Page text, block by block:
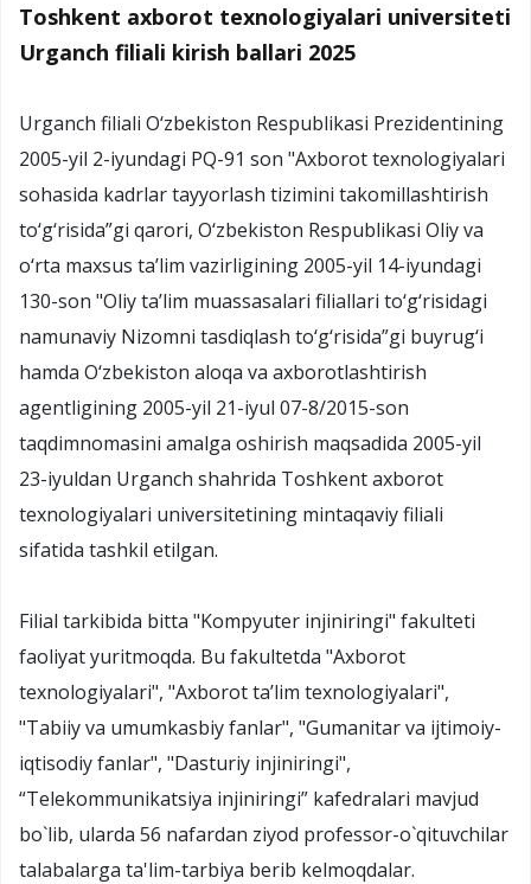
Toshkent axborot texnologiyalari universiteti
Urganch filiali kirish ballari 2025
Urganch filiali O‘zbekiston Respublikasi Prezidentining
2005-yil 2-iyundagi PQ-91 son "Axborot texnologiyalari
sohasida kadrlar tayyorlash tizimini takomillashtirish
to‘g‘risida”gi qarori, O‘zbekiston Respublikasi Oliy va
o‘rta maxsus ta’lim vazirligining 2005-yil 14-iyundagi
130-son "Oliy ta’lim muassasalari filiallari to‘g‘risidagi
namunaviy Nizomni tasdiqlash to‘g‘risida”gi buyrug‘i
hamda O‘zbekiston aloqa va axborotlashtirish
agentligining 2005-yil 21-iyul 07-8/2015-son
taqdimnomasini amalga oshirish maqsadida 2005-yil
23-iyuldan Urganch shahrida Toshkent axborot
texnologiyalari universitetining mintaqaviy filiali
sifatida tashkil etilgan.
Filial tarkibida bitta "Kompyuter injiniringi" fakulteti
faoliyat yuritmoqda. Bu fakultetda "Axborot
texnologiyalari", "Axborot ta’lim texnologiyalari",
"Tabiiy va umumkasbiy fanlar", "Gumanitar va ijtimoiy-
iqtisodiy fanlar", "Dasturiy injiniringi",
“Telekommunikatsiya injiniringi” kafedralari mavjud
bo`lib, ularda 56 nafardan ziyod professor-o`qituvchilar
talabalarga ta'lim-tarbiya berib kelmoqdalar.